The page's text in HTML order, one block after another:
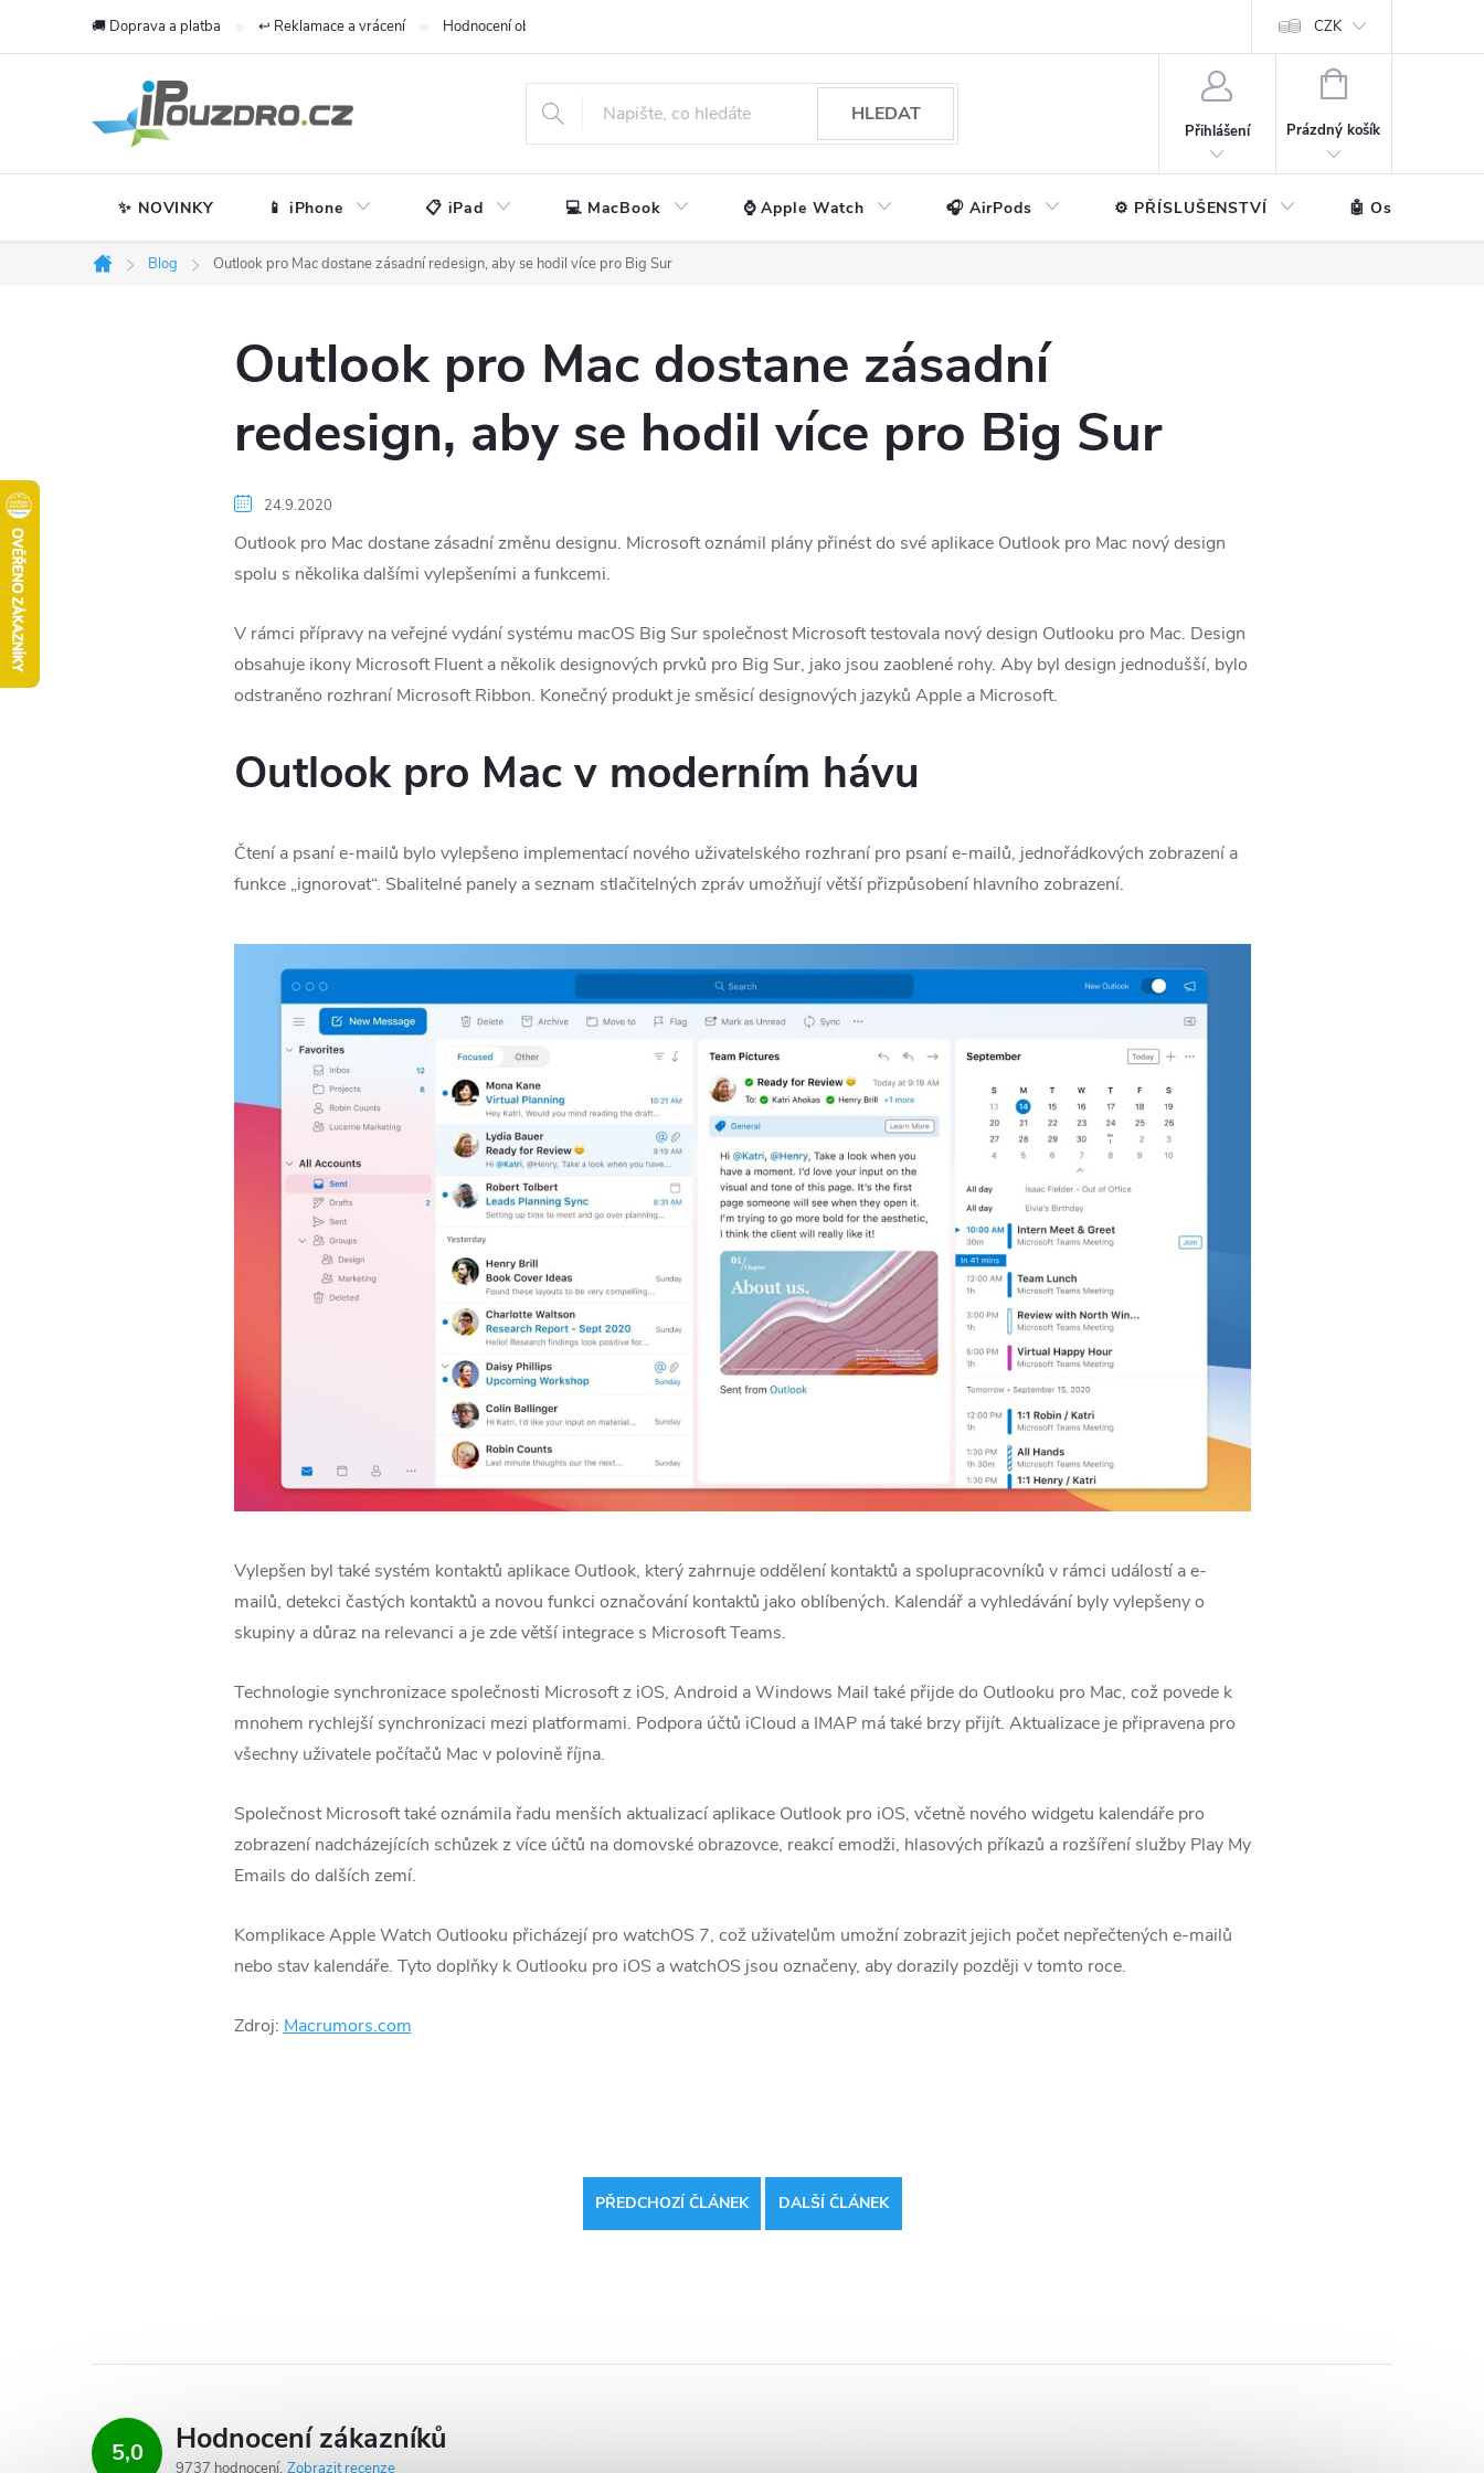
🚚 Doprava a platba ↩️ Reklamace a vrácení Hodnocení obchodu CZK
HLEDAT
Přihlášení
NÁKUPNÍ
Prázdný košík
✨ NOVINKY 📱 iPhone 📋 iPad 💻 MacBook ⌚ Apple Watch 🎧 AirPods ⚙️ PŘÍSLUŠENSTVÍ 🤖 Ostatní
Domů
Blog Outlook pro Mac dostane zásadní redesign, aby se hodil více pro Big Sur
Outlook pro Mac dostane zásadní
redesign, aby se hodil více pro Big Sur
24.9.2020
Outlook pro Mac dostane zásadní změnu designu. Microsoft oznámil plány přinést do své aplikace Outlook pro Mac nový design
spolu s několika dalšími vylepšeními a funkcemi.
V rámci přípravy na veřejné vydání systému macOS Big Sur společnost Microsoft testovala nový design Outlooku pro Mac. Design
obsahuje ikony Microsoft Fluent a několik designových prvků pro Big Sur, jako jsou zaoblené rohy. Aby byl design jednodušší, bylo
odstraněno rozhraní Microsoft Ribbon. Konečný produkt je směsicí designových jazyků Apple a Microsoft.
Outlook pro Mac v moderním hávu
Čtení a psaní e-mailů bylo vylepšeno implementací nového uživatelského rozhraní pro psaní e-mailů, jednořádkových zobrazení a
funkce „ignorovat“. Sbalitelné panely a seznam stlačitelných zpráv umožňují větší přizpůsobení hlavního zobrazení.
Vylepšen byl také systém kontaktů aplikace Outlook, který zahrnuje oddělení kontaktů a spolupracovníků v rámci událostí a e-
mailů, detekci častých kontaktů a novou funkci označování kontaktů jako oblíbených. Kalendář a vyhledávání byly vylepšeny o
skupiny a důraz na relevanci a je zde větší integrace s Microsoft Teams.
Technologie synchronizace společnosti Microsoft z iOS, Android a Windows Mail také přijde do Outlooku pro Mac, což povede k
mnohem rychlejší synchronizaci mezi platformami. Podpora účtů iCloud a IMAP má také brzy přijít. Aktualizace je připravena pro
všechny uživatele počítačů Mac v polovině října.
Společnost Microsoft také oznámila řadu menších aktualizací aplikace Outlook pro iOS, včetně nového widgetu kalendáře pro
zobrazení nadcházejících schůzek z více účtů na domovské obrazovce, reakcí emodži, hlasových příkazů a rozšíření služby Play My
Emails do dalších zemí.
Komplikace Apple Watch Outlooku přicházejí pro watchOS 7, což uživatelům umožní zobrazit jejich počet nepřečtených e-mailů
nebo stav kalendáře. Tyto doplňky k Outlooku pro iOS a watchOS jsou označeny, aby dorazily později v tomto roce.
Zdroj: Macrumors.com
PŘEDCHOZÍ ČLÁNEK DALŠÍ ČLÁNEK
5,0 Hodnocení zákazníků
9737 hodnocení Zobrazit recenze